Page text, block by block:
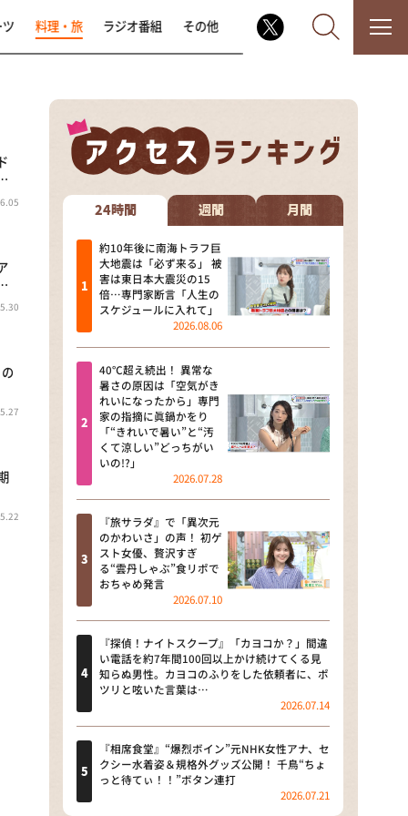
なるみ・岡村の過ぎるTV
相席食堂
これ余談なんですけど・・・
～人生密着トークバラエティ！
～ やすとものいたって真剣です
探偵！ナイトスクープ
news おかえり
河合＆A.B.C-Z塚田×福井アナ
「なんでやねん！？」（news お
かえり）
DAIGOも台所 ～きょうの献立 何
にする？～
本日はダイアンなり！シーズン２
朝だ！生です旅サラダ
教えて！ニュースライブ 正義の
ミカタ
ＬＩＦＥ～夢のカタチ～
新婚さんいらっしゃい！
ポツンと一軒家
ザキ山小屋本館
料理・旅 ラジオ番組 その他
24時間 週間 月間
約10年後に南海トラフ巨
大地震は「必ず来る」 被
害は東日本大震災の15
倍…専門家断言「人生の
スケジュールに入れて」
2026.08.06
40℃超え続出！ 異常な
暑さの原因は「空気がき
れいになったから」専門
家の指摘に眞鍋かをり
「“きれいで暑い”と“汚
くて涼しい”どっちがい
いの!?」
2026.07.28
『旅サラダ』で「異次元
のかわいさ」の声！ 初ゲ
スト女優、贅沢すぎ
る“雲丹しゃぶ”食リポで
おちゃめ発言
2026.07.10
『探偵！ナイトスクープ』「カヨコか？」間違
い電話を約7年間100回以上かけ続けてくる見
知らぬ男性。カヨコのふりをした依頼者に、ポ
ツリと呟いた言葉は…
2026.07.14
『相席食堂』“爆烈ボイン”元NHK女性アナ、セ
クシー水着姿＆規格外グッズ公開！ 千鳥“ちょ
っと待てぃ！！”ボタン連打
2026.07.21